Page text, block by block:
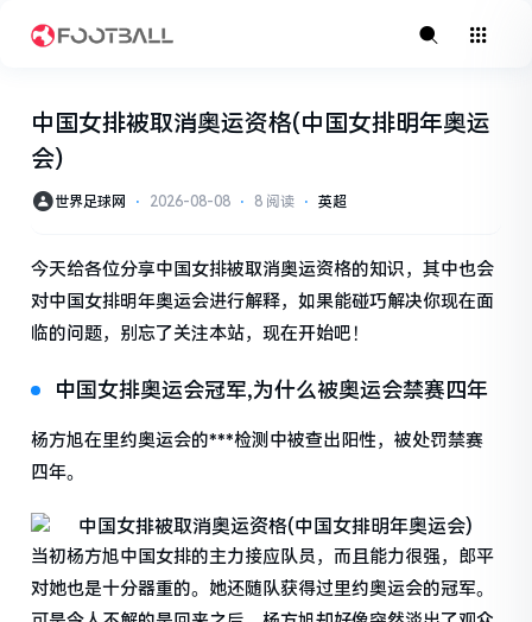
中国女排被取消奥运资格(中国女排明年奥运
会)
世界足球网 ⋅ 2026-08-08 ⋅ 8 阅读 ⋅ 英超
今天给各位分享中国女排被取消奥运资格的知识，其中也会
对中国女排明年奥运会进行解释，如果能碰巧解决你现在面
临的问题，别忘了关注本站，现在开始吧！
中国女排奥运会冠军,为什么被奥运会禁赛四年
杨方旭在里约奥运会的***检测中被查出阳性，被处罚禁赛
四年。
当初杨方旭中国女排的主力接应队员，而且能力很强，郎平
对她也是十分器重的。她还随队获得过里约奥运会的冠军。